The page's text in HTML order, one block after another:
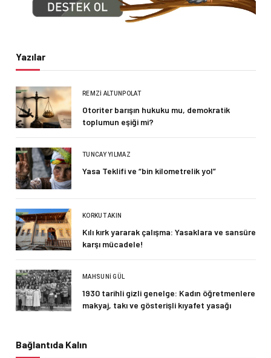
Yazılar
REMZI ALTUNPOLAT
Otoriter barışın hukuku mu, demokratik
toplumun eşiği mi?
TUNCAY YILMAZ
Yasa Teklifi ve “bin kilometrelik yol”
KORKUT AKIN
Kılı kırk yararak çalışma: Yasaklara ve sansüre
karşı mücadele!
MAHSUNI GÜL
1930 tarihli gizli genelge: Kadın öğretmenlere
makyaj, takı ve gösterişli kıyafet yasağı
Bağlantıda Kalın